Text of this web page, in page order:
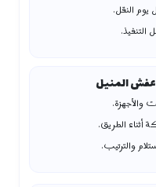
النقل.
التنفيذ.
والأجهزة.
أثناء الطريق.
والترتيب.